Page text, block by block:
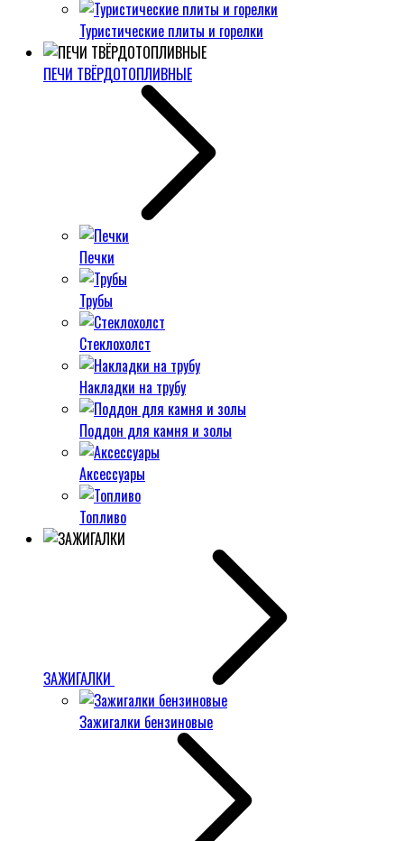
Туристические плиты и горелки
ПЕЧИ ТВЁРДОТОПЛИВНЫЕ
Печки
Трубы
Стеклохолст
Накладки на трубу
Поддон для камня и золы
Аксессуары
Топливо
ЗАЖИГАЛКИ
Зажигалки бензиновые